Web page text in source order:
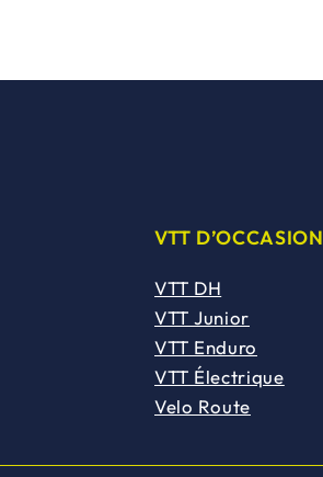
VTT D’OCCASION
VTT DH
VTT Junior
VTT Enduro
VTT Électrique
Velo Route